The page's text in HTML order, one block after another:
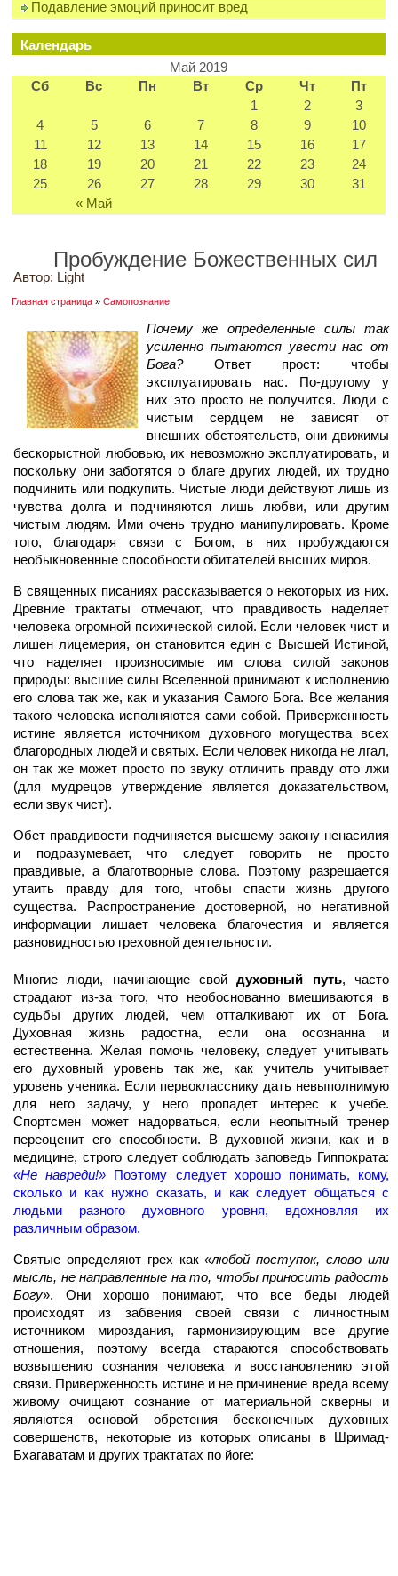
Подавление эмоций приносит вред
Календарь
Май 2019
Сб
Вс Пн Вт Ср Чт Пт
« Май
1 2
3
4
5 6 7 8 9
10
11
12 13 14 15 16
17
18
19 20 21 22 23
24
25
26 27 28 29 30 31
Пробуждение Божественных сил
Автор: Light
Главная страница » Самопознание
Почему же определенные силы так
усиленно пытаются увести нас от
Бога?Ответ прост: чтобы
эксплуатировать нас. По-другому у
них это просто не получится. Люди с
чистым сердцем не зависят от
внешних обстоятельств, они движимы
бескорыстной любовью, их невозможно эксплуатировать, и
поскольку они заботятся о благе других людей, их трудно
подчинить или подкупить. Чистые люди действуют лишь из
чувства долга и подчиняются лишь любви, или другим
чистым людям. Ими очень трудно манипулировать. Кроме
того, благодаря связи с Богом, в них пробуждаются
необыкновенные способности обитателей высших миров.
В священных писаниях рассказывается о некоторых из них.
Древние трактаты отмечают, что правдивость наделяет
человека огромной психической силой. Если человек чист и
лишен лицемерия, он становится един с Высшей Истиной,
что наделяет произносимые им слова силой законов
природы: высшие силы Вселенной принимают к исполнению
его слова так же, как и указания Самого Бога. Все желания
такого человека исполняются сами собой. Приверженность
истине является источником духовного могущества всех
благородных людей и святых. Если человек никогда не лгал,
он так же может просто по звуку отличить правду ото лжи
(для мудрецов утверждение является доказательством,
если звук чист).
Обет правдивости подчиняется высшему закону ненасилия
и подразумевает, что следует говорить не просто
правдивые, а благотворные слова. Поэтому разрешается
утаить правду для того, чтобы спасти жизнь другого
существа. Распространение достоверной, но негативной
информации лишает человека благочестия и является
разновидностью греховной деятельности.
Многие люди, начинающие свойдуховный путь, часто
страдают из-за того, что необоснованно вмешиваются в
судьбы других людей, чем отталкивают их от Бога.
Духовная жизнь радостна, если она осознанна и
естественна. Желая помочь человеку, следует учитывать
его духовный уровень так же, как учитель учитывает
уровень ученика. Если первокласснику дать невыполнимую
для него задачу, у него пропадет интерес к учебе.
Спортсмен может надорваться, если неопытный тренер
переоценит его способности. В духовной жизни, как и в
медицине, строго следует соблюдать заповедь Гиппократа:
«Не навреди!» Поэтому следует хорошо понимать, кому,
сколько и как нужно сказать, и как следует общаться с
людьми разного духовного уровня, вдохновляя их
различным образом.
Святые определяют грех как«любой поступок, слово или
мысль, не направленные на то, чтобы приносить радость
Богу». Они хорошо понимают, что все беды людей
происходят из забвения своей связи с личностным
источником мироздания, гармонизирующим все другие
отношения, поэтому всегда стараются способствовать
возвышению сознания человека и восстановлению этой
связи. Приверженность истине и не причинение вреда всему
живому очищают сознание от материальной скверны и
являются основой обретения бесконечных духовных
совершенств, некоторые из которых описаны в Шримад-
Бхагаватам и других трактатах по йоге: